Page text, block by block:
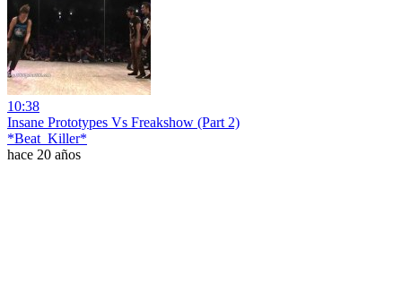
10:38
Insane Prototypes Vs Freakshow (Part 2)
*Beat_Killer*
hace 20 años